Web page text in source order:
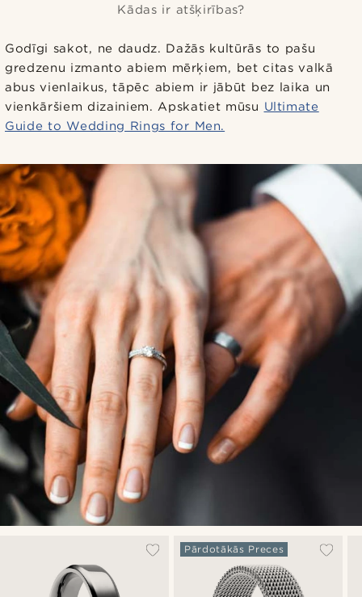
Kādas ir atšķirības?
Godīgi sakot, ne daudz. Dažās kultūrās to pašu
gredzenu izmanto abiem mērķiem, bet citas valkā
abus vienlaikus, tāpēc abiem ir jābūt bez laika un
vienkāršiem dizainiem. Apskatiet mūsu Ultimate
Guide to Wedding Rings for Men.
Pārdotākās Preces